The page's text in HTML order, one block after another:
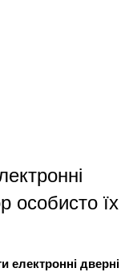
особисто їх
електронні дверні